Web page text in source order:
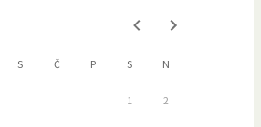
S Č P S N
1 2